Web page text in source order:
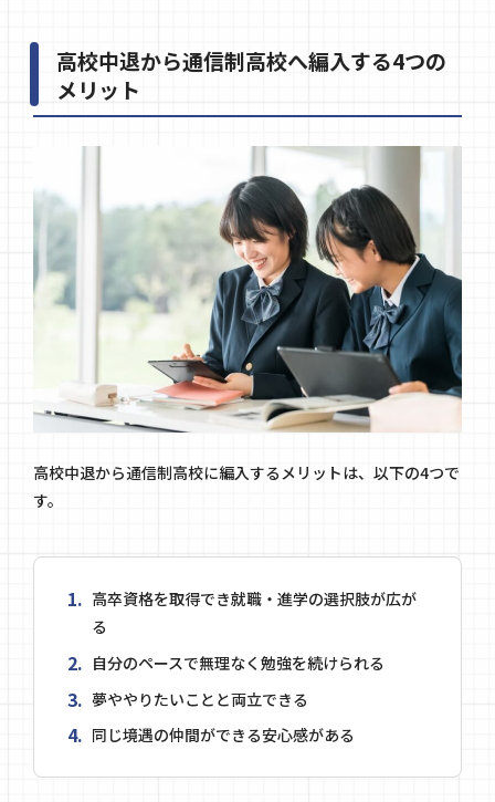
高校中退から通信制高校へ編入する4つの
メリット
高校中退から通信制高校に編入するメリットは、以下の4つで
す。
高卒資格を取得でき就職・進学の選択肢が広が
る
自分のペースで無理なく勉強を続けられる
夢ややりたいことと両立できる
同じ境遇の仲間ができる安心感がある